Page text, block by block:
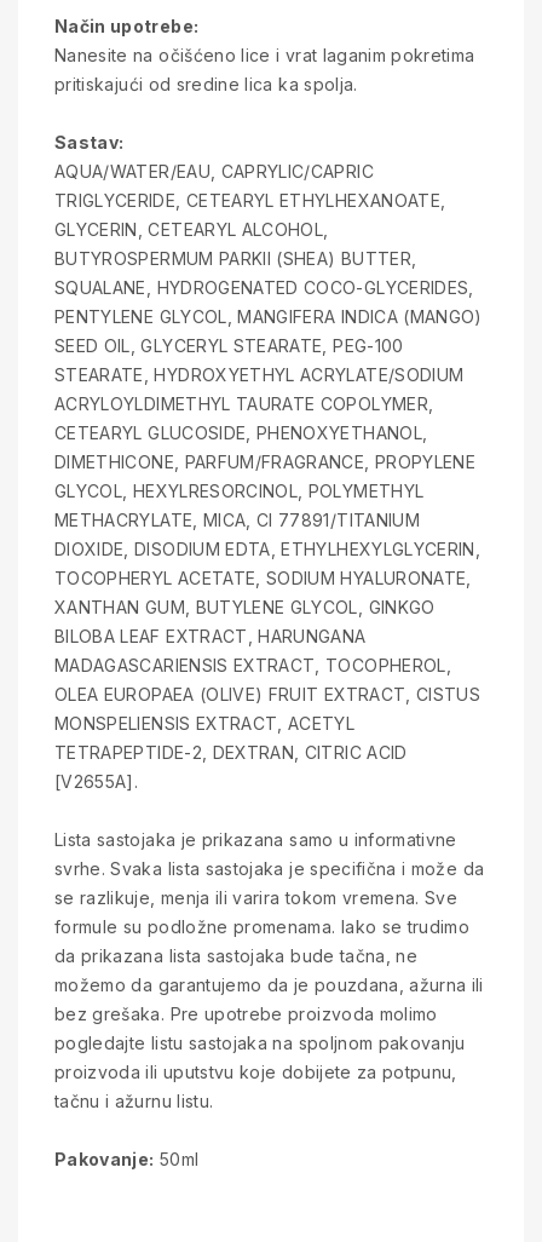
Način upotrebe:
Nanesite na očišćeno lice i vrat laganim pokretima
pritiskajući od sredine lica ka spolja.
Sastav:
AQUA/WATER/EAU, CAPRYLIC/CAPRIC
TRIGLYCERIDE, CETEARYL ETHYLHEXANOATE,
GLYCERIN, CETEARYL ALCOHOL,
BUTYROSPERMUM PARKII (SHEA) BUTTER,
SQUALANE, HYDROGENATED COCO-GLYCERIDES,
PENTYLENE GLYCOL, MANGIFERA INDICA (MANGO)
SEED OIL, GLYCERYL STEARATE, PEG-100
STEARATE, HYDROXYETHYL ACRYLATE/SODIUM
ACRYLOYLDIMETHYL TAURATE COPOLYMER,
CETEARYL GLUCOSIDE, PHENOXYETHANOL,
DIMETHICONE, PARFUM/FRAGRANCE, PROPYLENE
GLYCOL, HEXYLRESORCINOL, POLYMETHYL
METHACRYLATE, MICA, CI 77891/TITANIUM
DIOXIDE, DISODIUM EDTA, ETHYLHEXYLGLYCERIN,
TOCOPHERYL ACETATE, SODIUM HYALURONATE,
XANTHAN GUM, BUTYLENE GLYCOL, GINKGO
BILOBA LEAF EXTRACT, HARUNGANA
MADAGASCARIENSIS EXTRACT, TOCOPHEROL,
OLEA EUROPAEA (OLIVE) FRUIT EXTRACT, CISTUS
MONSPELIENSIS EXTRACT, ACETYL
TETRAPEPTIDE-2, DEXTRAN, CITRIC ACID
[V2655A].
Lista sastojaka je prikazana samo u informativne
svrhe. Svaka lista sastojaka je specifična i može da
se razlikuje, menja ili varira tokom vremena. Sve
formule su podložne promenama. Iako se trudimo
da prikazana lista sastojaka bude tačna, ne
možemo da garantujemo da je pouzdana, ažurna ili
bez grešaka. Pre upotrebe proizvoda molimo
pogledajte listu sastojaka na spoljnom pakovanju
proizvoda ili uputstvu koje dobijete za potpunu,
tačnu i ažurnu listu.
Pakovanje: 50ml